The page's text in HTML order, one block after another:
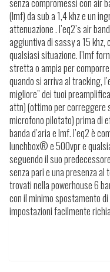
senza compromessi con air
(lmf) da sub a 1,4 khz e un
attenuazione . l’eq2’s air
aggiuntiva di sassy a 15
qualsiasi situazione. l’lmf
stretta o ampia per
quando si arriva al tracking,
migliore” dei tuoi
attn) (ottimo per correggere
microfono pilotato) prima di
banda d’aria e lmf. l’eq2 è
lunchbox® e 500vpr e
seguendo il suo
senza pari e una presenza
trovati nella powerhouse 6
con il minimo spostamento
impostazioni facilmente